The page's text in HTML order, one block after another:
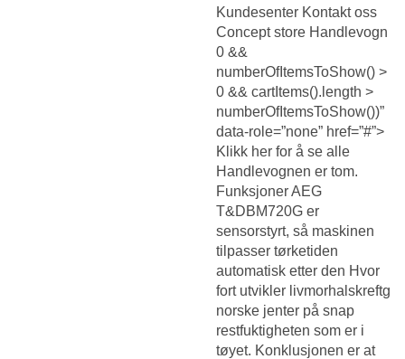
Kundesenter Kontakt oss
Concept store Handlevogn
0 &&
numberOfItemsToShow() >
0 && cartItems().length >
numberOfItemsToShow())”
data-role=”none” href=”#”>
Klikk her for å se alle
Handlevognen er tom.
Funksjoner AEG
T&DBM720G er
sensorstyrt, så maskinen
tilpasser tørketiden
automatisk etter den Hvor
fort utvikler livmorhalskreftg
norske jenter på snap
restfuktigheten som er i
tøyet. Konklusjonen er at